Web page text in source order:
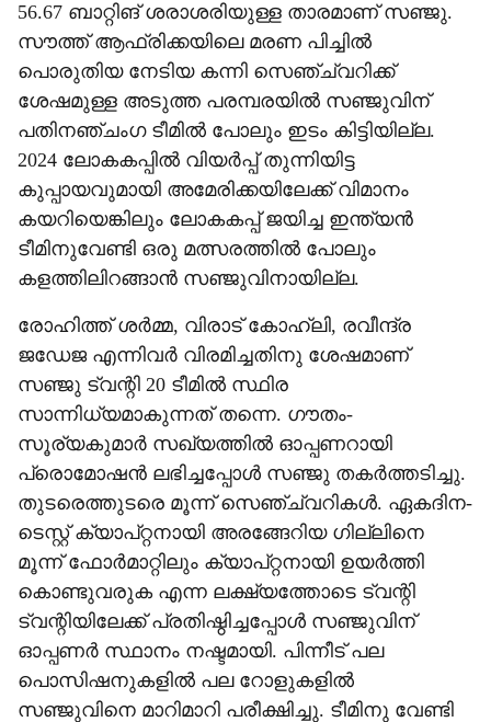
56.67 ബാറ്റിങ് ശരാശരിയുള്ള താരമാണ് സഞ്ജു.
സൗത്ത് ആഫ്രിക്കയിലെ മരണ പിച്ചില്‍
പൊരുതിയ നേടിയ കന്നി സെഞ്ച്വറിക്ക്
ശേഷമുള്ള അടുത്ത പരമ്പരയില്‍ സഞ്ജുവിന്
പതിനഞ്ചംഗ ടീമില്‍ പോലും ഇടം കിട്ടിയില്ല.
2024 ലോകകപ്പില്‍ വിയര്‍പ്പ് തുന്നിയിട്ട
കുപ്പായവുമായി അമേരിക്കയിലേക്ക് വിമാനം
കയറിയെങ്കിലും ലോകകപ്പ് ജയിച്ച ഇന്ത്യന്‍
ടീമിനുവേണ്ടി ഒരു മത്സരത്തില്‍ പോലും
കളത്തിലിറങ്ങാന്‍ സഞ്ജുവിനായില്ല.
രോഹിത്ത് ശര്‍മ്മ, വിരാട് കോഹ്ലി, രവീന്ദ്ര
ജഡേജ എന്നിവര്‍ വിരമിച്ചതിനു ശേഷമാണ്
സഞ്ജു ട്വന്റി 20 ടീമില്‍ സ്ഥിര
സാന്നിധ്യമാകുന്നത് തന്നെ. ഗൗതം-
സൂര്യകുമാര്‍ സഖ്യത്തില്‍ ഓപ്പണറായി
പ്രൊമോഷന്‍ ലഭിച്ചപ്പോള്‍ സഞ്ജു തകര്‍ത്തടിച്ചു.
തുടരെത്തുടരെ മൂന്ന് സെഞ്ച്വറികള്‍. ഏകദിന-
ടെസ്റ്റ് ക്യാപ്റ്റനായി അരങ്ങേറിയ ഗില്ലിനെ
മൂന്ന് ഫോര്‍മാറ്റിലും ക്യാപ്റ്റനായി ഉയര്‍ത്തി
കൊണ്ടുവരുക എന്ന ലക്ഷ്യത്തോടെ ട്വന്റി
ട്വന്റിയിലേക്ക് പ്രതിഷ്ഠിച്ചപ്പോള്‍ സഞ്ജുവിന്
ഓപ്പണര്‍ സ്ഥാനം നഷ്ടമായി. പിന്നീട് പല
പൊസിഷനുകളില്‍ പല റോളുകളില്‍
സഞ്ജുവിനെ മാറിമാറി പരീക്ഷിച്ചു. ടീമിനു വേണ്ടി